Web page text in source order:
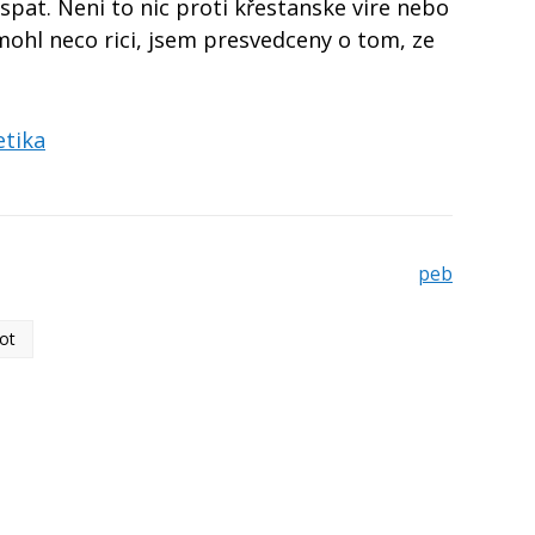
Neni to nic proti křestanske vire nebo
neco rici, jsem presvedceny o tom, ze
peb